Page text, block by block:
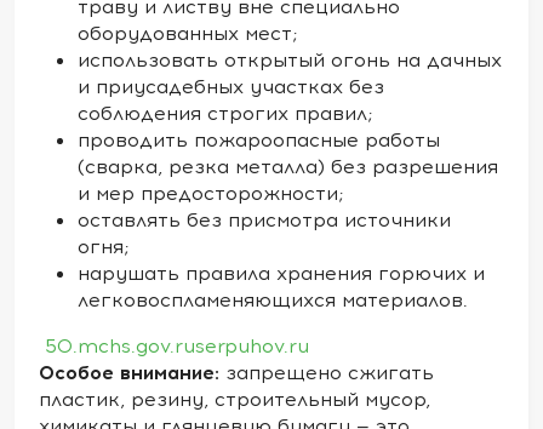
траву и листву вне специально
оборудованных мест;
использовать открытый огонь на дачных
и приусадебных участках без
соблюдения строгих правил;
проводить пожароопасные работы
(сварка, резка металла) без разрешения
и мер предосторожности;
оставлять без присмотра источники
огня;
нарушать правила хранения горючих и
легковоспламеняющихся материалов.
50.mchs.gov.ruserpuhov.ru
Особое внимание: запрещено сжигать
пластик, резину, строительный мусор,